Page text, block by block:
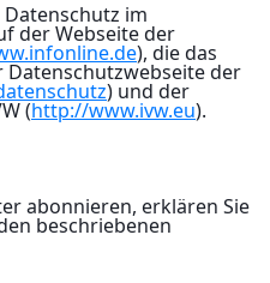
im
der Webseite der
), die das
der
) und der
(http://www.ivw.eu).
abonnieren, erklären Sie
beschriebenen